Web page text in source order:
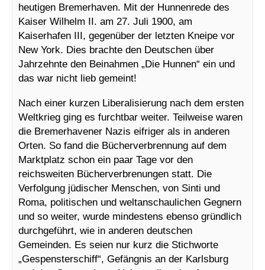
heutigen Bremerhaven. Mit der Hunnenrede des
Kaiser Wilhelm II. am 27. Juli 1900, am
Kaiserhafen III, gegenüber der letzten Kneipe vor
New York. Dies brachte den Deutschen über
Jahrzehnte den Beinahmen „Die Hunnen“ ein und
das war nicht lieb gemeint!
Nach einer kurzen Liberalisierung nach dem ersten
Weltkrieg ging es furchtbar weiter. Teilweise waren
die Bremerhavener Nazis eifriger als in anderen
Orten. So fand die Bücherverbrennung auf dem
Marktplatz schon ein paar Tage vor den
reichsweiten Bücherverbrenungen statt. Die
Verfolgung jüdischer Menschen, von Sinti und
Roma, politischen und weltanschaulichen Gegnern
und so weiter, wurde mindestens ebenso gründlich
durchgeführt, wie in anderen deutschen
Gemeinden. Es seien nur kurz die Stichworte
„Gespensterschiff“, Gefängnis an der Karlsburg